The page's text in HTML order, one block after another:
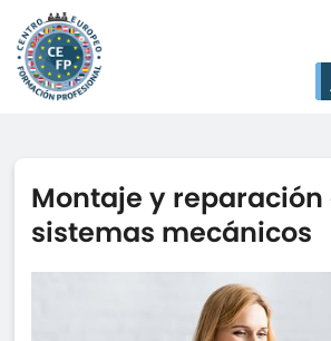
Montaje y reparación
sistemas mecánicos